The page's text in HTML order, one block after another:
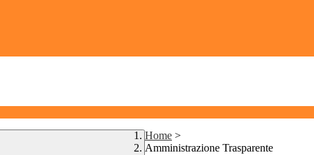
Home >
Amministrazione Trasparente